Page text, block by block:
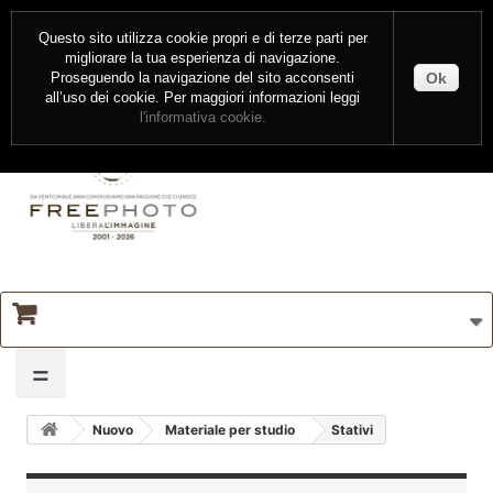
=
Nuovo Materiale per studio Stativi
Questo sito utilizza cookie propri e di terze parti per
migliorare la tua esperienza di navigazione.
Proseguendo la navigazione del sito acconsenti
all’uso dei cookie. Per maggiori informazioni leggi
l'informativa cookie.
Ok